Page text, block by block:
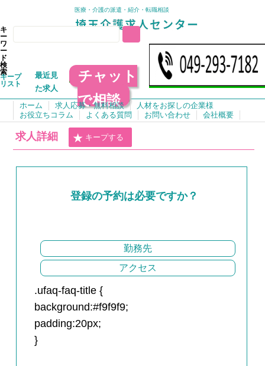
医療・介護の派遣・紹介・転職相談
キ
ー
ワ
ー
ド
検
索
キープ
リスト
最近見
た求人
チャット
で相談
ホーム 求人応募・無料相談
人材をお探しの企業様
お役立ちコラム
よくある質問 お問い合わせ 会社概要
求人詳細 キープする
登録の予約は必要ですか？
勤務先
アクセス
.ufaq-faq-title {
background:#f9f9f9;
padding:20px;
}